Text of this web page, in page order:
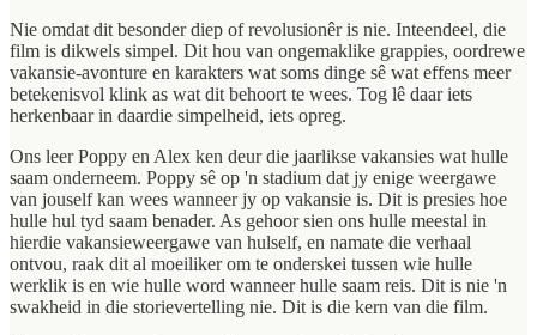
Nie omdat dit besonder diep of revolusionêr is nie. Inteendeel, die
film is dikwels simpel. Dit hou van ongemaklike grappies, oordrewe
vakansie-avonture en karakters wat soms dinge sê wat effens meer
betekenisvol klink as wat dit behoort te wees. Tog lê daar iets
herkenbaar in daardie simpelheid, iets opreg.
Ons leer Poppy en Alex ken deur die jaarlikse vakansies wat hulle
saam onderneem. Poppy sê op 'n stadium dat jy enige weergawe
van jouself kan wees wanneer jy op vakansie is. Dit is presies hoe
hulle hul tyd saam benader. As gehoor sien ons hulle meestal in
hierdie vakansieweergawe van hulself, en namate die verhaal
ontvou, raak dit al moeiliker om te onderskei tussen wie hulle
werklik is en wie hulle word wanneer hulle saam reis. Dit is nie 'n
swakheid in die storievertelling nie. Dit is die kern van die film.